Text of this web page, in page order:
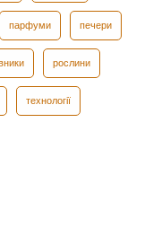
парфуми печери
рослини
технології